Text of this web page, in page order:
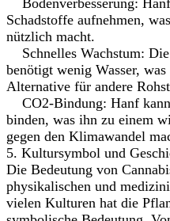
Bodenverbesserung:
Schadstoffe aufnehmen,
nützlich macht.
Schnelles Wachstum:
benötigt wenig Wasser,
Alternative für andere
CO2-Bindung: Hanf
binden, was ihn zu einem
gegen den Klimawandel
5. Kultursymbol und
Die Bedeutung von
physikalischen und
vielen Kulturen hat die